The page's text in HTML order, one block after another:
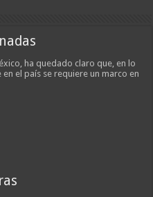
ha quedado claro que, en lo
el país se requiere un marco en